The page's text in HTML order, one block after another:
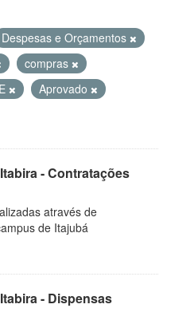
Despesas e Orçamentos
compras
Aprovado
- Contratações
através de
de Itajubá
- Dispensas